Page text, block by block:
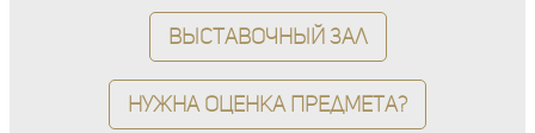
Выставочный зал
Нужна оценка предмета?